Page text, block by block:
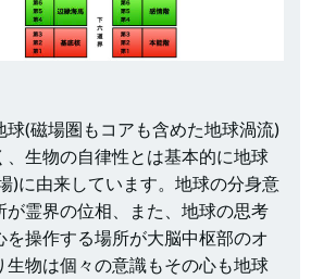
(磁場圏もコアも含めた地球渦流)
、生物の自律性とは基本的に地球
)に由来しています。地球の分身意
が霊界の位相、また、地球の思考
を操作する場所が大脳中枢部のオ
生物は個々の意識もその心も地球